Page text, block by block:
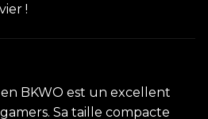
!
BKWO est un excellent
Sa taille compacte